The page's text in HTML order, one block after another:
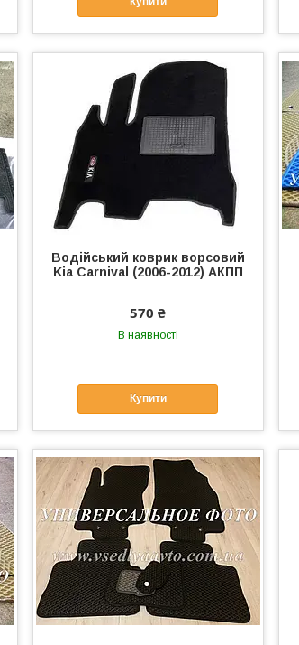
Водійський коврик ворсовий
Kia Carnival (2006-2012) АКПП
570 ₴
В наявності
Купити